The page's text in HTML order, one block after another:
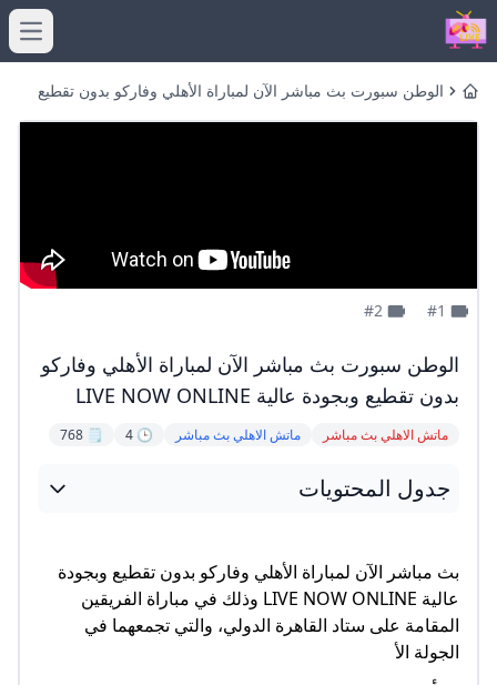
Home
الوطن سبورت بث مباشر الآن لمباراة الأهلي وفاركو بدون تقطيع
الوطن سبورت بث مباشر الآن لمباراة الأهلي وفاركو
بدون تقطيع وبجودة عالية LIVE NOW ONLINE
ماتش الاهلي بث مباشر ماتش الاهلي بث مباشر 🕒 4
🗒️ 768
جدول المحتويات
بث مباشر الآن لمباراة الأهلي وفاركو بدون تقطيع وبجودة
عالية LIVE NOW ONLINE وذلك في مباراة الفريقين
المقامة على ستاد القاهرة الدولي، والتي تجمعهما في
الجولة الأ